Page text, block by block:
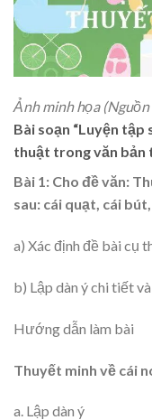
Ảnh minh họa
Bài soạn “Luyện
thuật trong văn bản
Bài 1: Cho đề văn:
sau: cái quạt, cái
a) Xác định đề bài cụ
b) Lập dàn ý chi tiết
Hướng dẫn làm bài
Thuyết minh về cái
a. Lập dàn ý